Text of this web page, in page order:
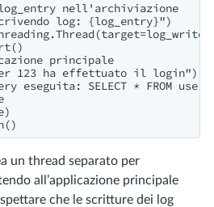
nell'archiviazione
log: {log_entry}")
principale
123 ha effettuato il login")
eseguita: SELECT * FROM
un thread separato per
all’applicazione principale
che le scritture dei log